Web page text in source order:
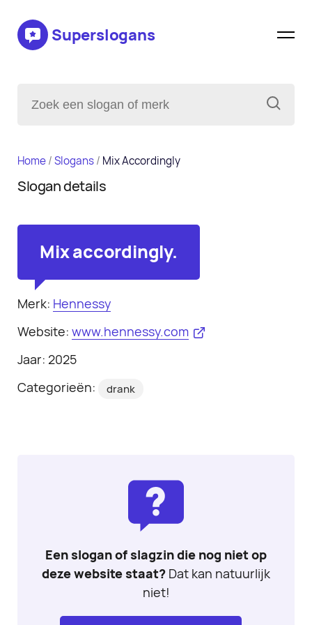
Superslogans
Home/Slogans/ Mix Accordingly
Slogan details
Mix accordingly.
Merk: Hennessy
Website: www.hennessy.com
Jaar: 2025
Categorieën:
drank
Een slogan of slagzin die nog niet op
deze website staat? Dat kan natuurlijk
niet!